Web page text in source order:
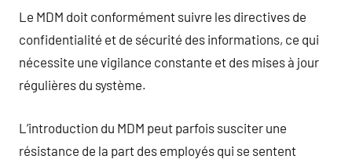
Le MDM doit conformément suivre les directives de
confidentialité et de sécurité des informations, ce qui
nécessite une vigilance constante et des mises à jour
régulières du système.
L’introduction du MDM peut parfois susciter une
résistance de la part des employés qui se sentent